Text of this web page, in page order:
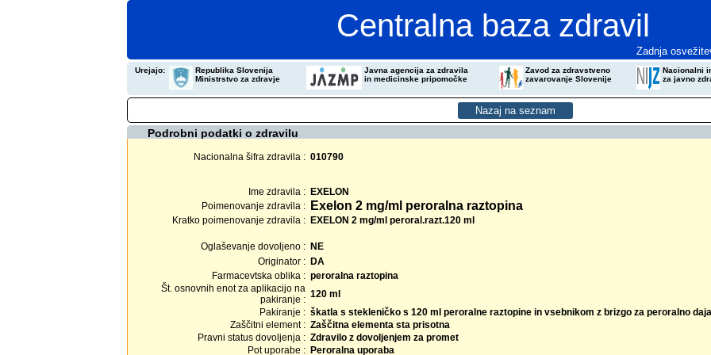
Centralna baza zdravil
Zadnja
Urejajo:
Republika Slovenija
Ministrstvo za zdravje
Javna agencija za zdravila
in medicinske pripomočke
Zavod za zdravstveno
zavarovanje Slovenije
Nacionalni
za javno
Podrobni podatki o zdravilu
Nacionalna šifra zdravila : 010790
Ime zdravila : EXELON
Poimenovanje zdravila :
Exelon 2 mg/ml peroralna raztopina
Kratko poimenovanje zdravila : EXELON 2 mg/ml peroral.razt.120 ml
Oglaševanje dovoljeno : NE
Originator : DA
Farmacevtska oblika : peroralna raztopina
Št. osnovnih enot za aplikacijo na
pakiranje : 120 ml
Pakiranje : škatla s stekleničko s 120 ml peroralne raztopine in vsebnikom z brizgo za peroralno
Zaščitni element : Zaščitna elementa sta prisotna
Pravni status dovoljenja : Zdravilo z dovoljenjem za promet
Pot uporabe : Peroralna uporaba